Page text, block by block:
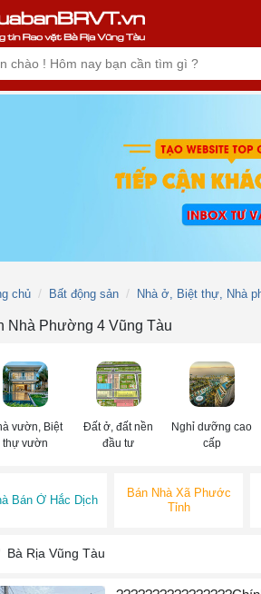
chủ Bất động sản Nhà ở, Biệt thự, Nhà
Nhà Phường 4 Vũng Tàu
vườn, Biệt
thự vườn
Đất ở, đất nền
đầu tư
Nghỉ dưỡng cao
cấp
Bán Ở Hắc Dịch
Bán Nhà Xã Phước
Tỉnh
Bà Rịa Vũng Tàu